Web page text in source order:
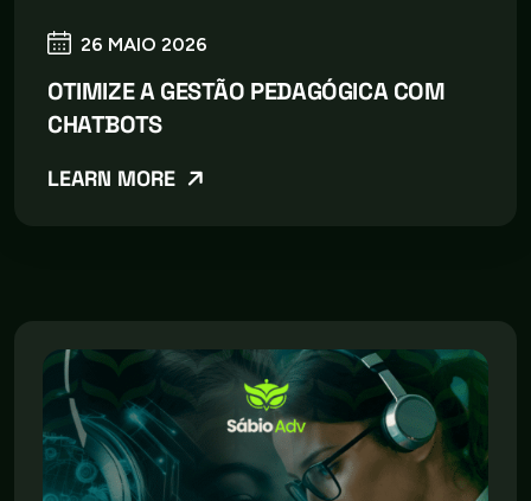
26 MAIO 2026
OTIMIZE A GESTÃO PEDAGÓGICA COM
CHATBOTS
LEARN MORE